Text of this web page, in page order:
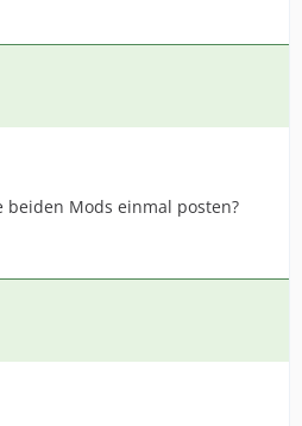
Mods einmal posten?